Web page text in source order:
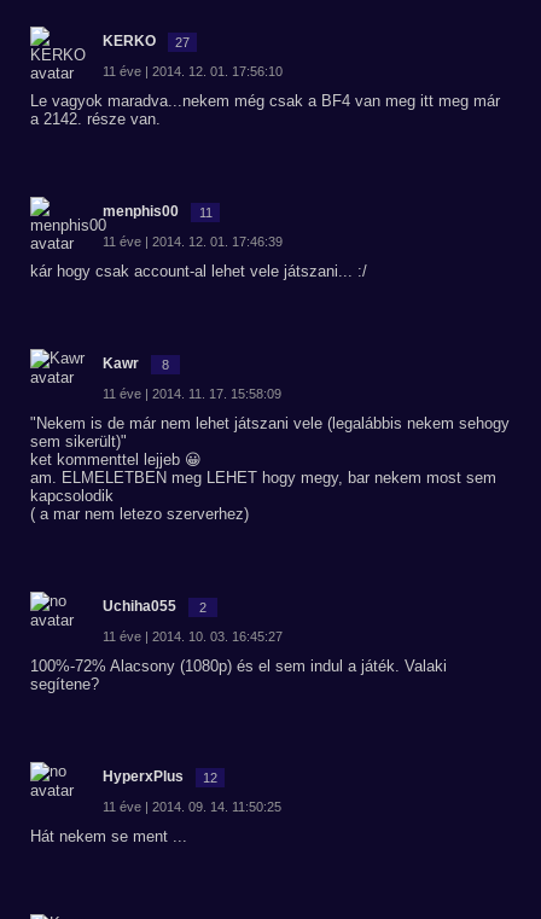
KERKO 27
11 éve | 2014. 12. 01. 17:56:10
Le vagyok maradva...nekem még csak a BF4 van meg itt meg már
a 2142. része van.
menphis00 11
11 éve | 2014. 12. 01. 17:46:39
kár hogy csak account-al lehet vele játszani... :/
Kawr 8
11 éve | 2014. 11. 17. 15:58:09
"Nekem is de már nem lehet játszani vele (legalábbis nekem sehogy
sem sikerült)"
ket kommenttel lejjeb 😀
am. ELMELETBEN meg LEHET hogy megy, bar nekem most sem
kapcsolodik
( a mar nem letezo szerverhez)
Uchiha055 2
11 éve | 2014. 10. 03. 16:45:27
100%-72% Alacsony (1080p) és el sem indul a játék. Valaki
segítene?
HyperxPlus 12
11 éve | 2014. 09. 14. 11:50:25
Hát nekem se ment ...